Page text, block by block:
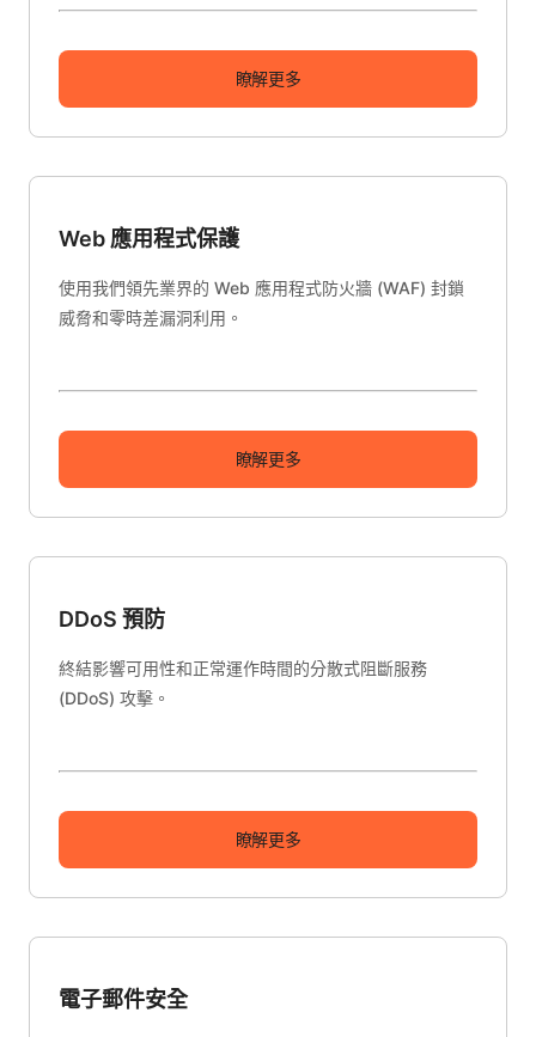
瞭解更多
Web 應用程式保護
使用我們領先業界的 Web 應用程式防火牆 (WAF) 封鎖
威脅和零時差漏洞利用。
瞭解更多
DDoS 預防
終結影響可用性和正常運作時間的分散式阻斷服務
(DDoS) 攻擊。
瞭解更多
電子郵件安全